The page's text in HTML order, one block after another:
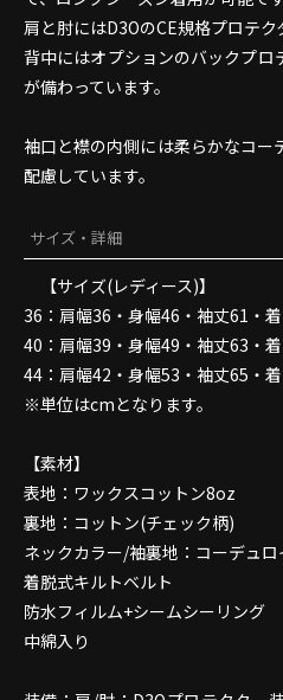
肩と肘にはD3OのCE規格プロテク
背中にはオプションのバックプロ
が備わっています。
袖口と襟の内側には柔らかなコー
配慮しています。
サイズ・詳細
【サイズ(レディース)】
36：肩幅36・身幅46・袖丈61・
40：肩幅39・身幅49・袖丈63・
44：肩幅42・身幅53・袖丈65・
※単位はcmとなります。
【素材】
表地：ワックスコットン8oz
裏地：コットン(チェック柄)
ネックカラー/袖裏地：コーデュロ
着脱式キルトベルト
防水フィルム+シームシーリング
中綿入り